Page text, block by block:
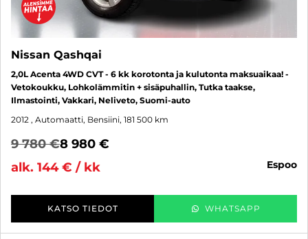
Nissan Qashqai
2,0L Acenta 4WD CVT - 6 kk korotonta ja kulutonta maksuaikaa! -
Vetokoukku, Lohkolämmitin + sisäpuhallin, Tutka taakse,
Ilmastointi, Vakkari, Neliveto, Suomi-auto
2012 , Automaatti, Bensiini, 181 500 km
9 780 €8 980 €
alk. 144 € / kk
espoo
KATSO TIEDOT WHATSAPP